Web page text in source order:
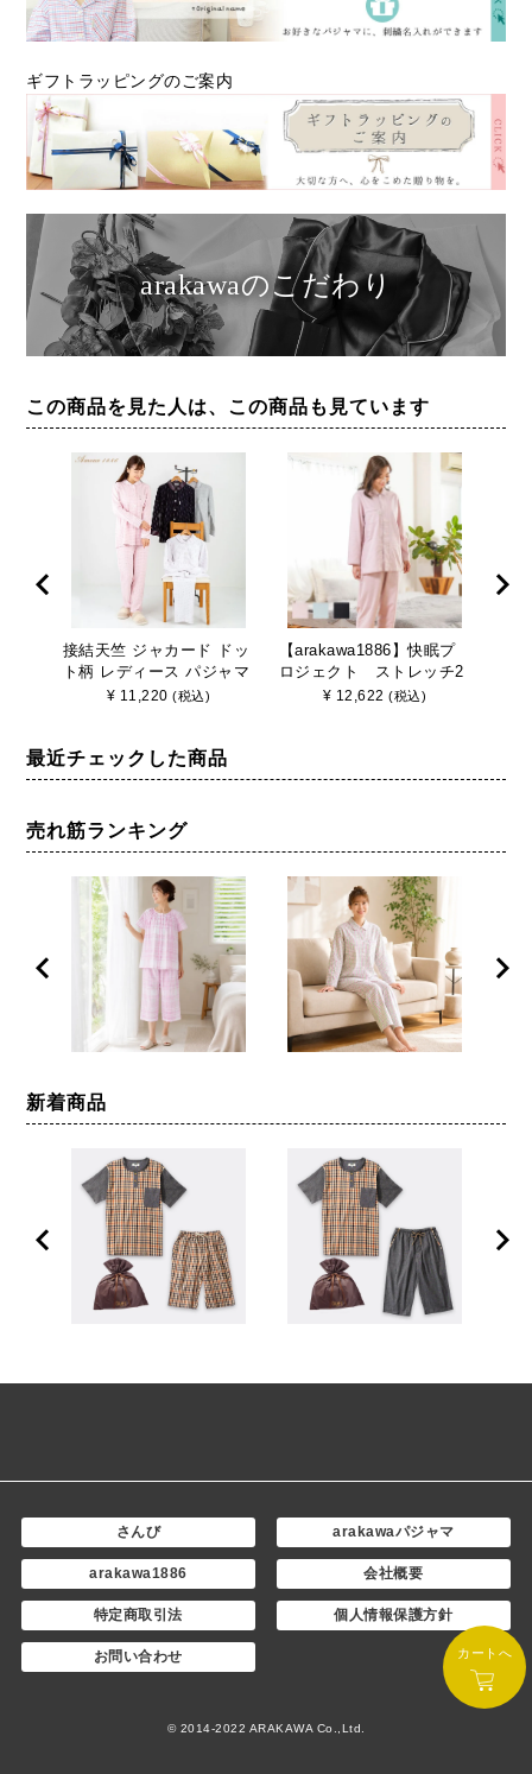
ギフトラッピングのご案内
arakawaのこだわり
この商品を見た人は、この商品も見ています
接結天竺 ジャカード ドッ
ト柄 レディース パジャマ
【Amour1886快眠プロジ
ア おすすめ 人気 かわいい
綿婚式 Ｓサイズ
¥ 11,220 (税込)
【arakawa1886】快眠プ
ロジェクト ストレッチ2
重ガーゼ無地 レディス
¥ 12,622 (税込)
最近チェックした商品
売れ筋ランキング
新着商品
さんび arakawaパジャマ
arakawa1886 会社概要
特定商取引法 個人情報保護方針
お問い合わせ
© 2014-2022 ARAKAWA Co.,Ltd.
カートへ